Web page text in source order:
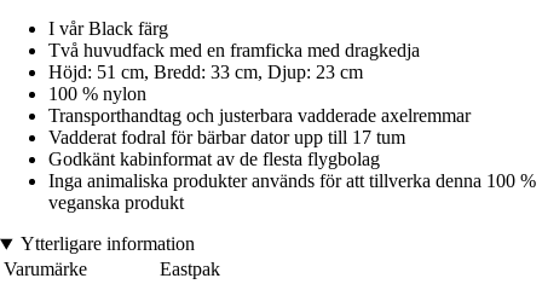
I vår Black färg
Två huvudfack med en framficka med dragkedja
Höjd: 51 cm, Bredd: 33 cm, Djup: 23 cm
100 % nylon
Transporthandtag och justerbara vadderade axelremmar
Vadderat fodral för bärbar dator upp till 17 tum
Godkänt kabinformat av de flesta flygbolag
Inga animaliska produkter används för att tillverka denna 100 %
veganska produkt
Ytterligare information
Varumärke
Eastpak